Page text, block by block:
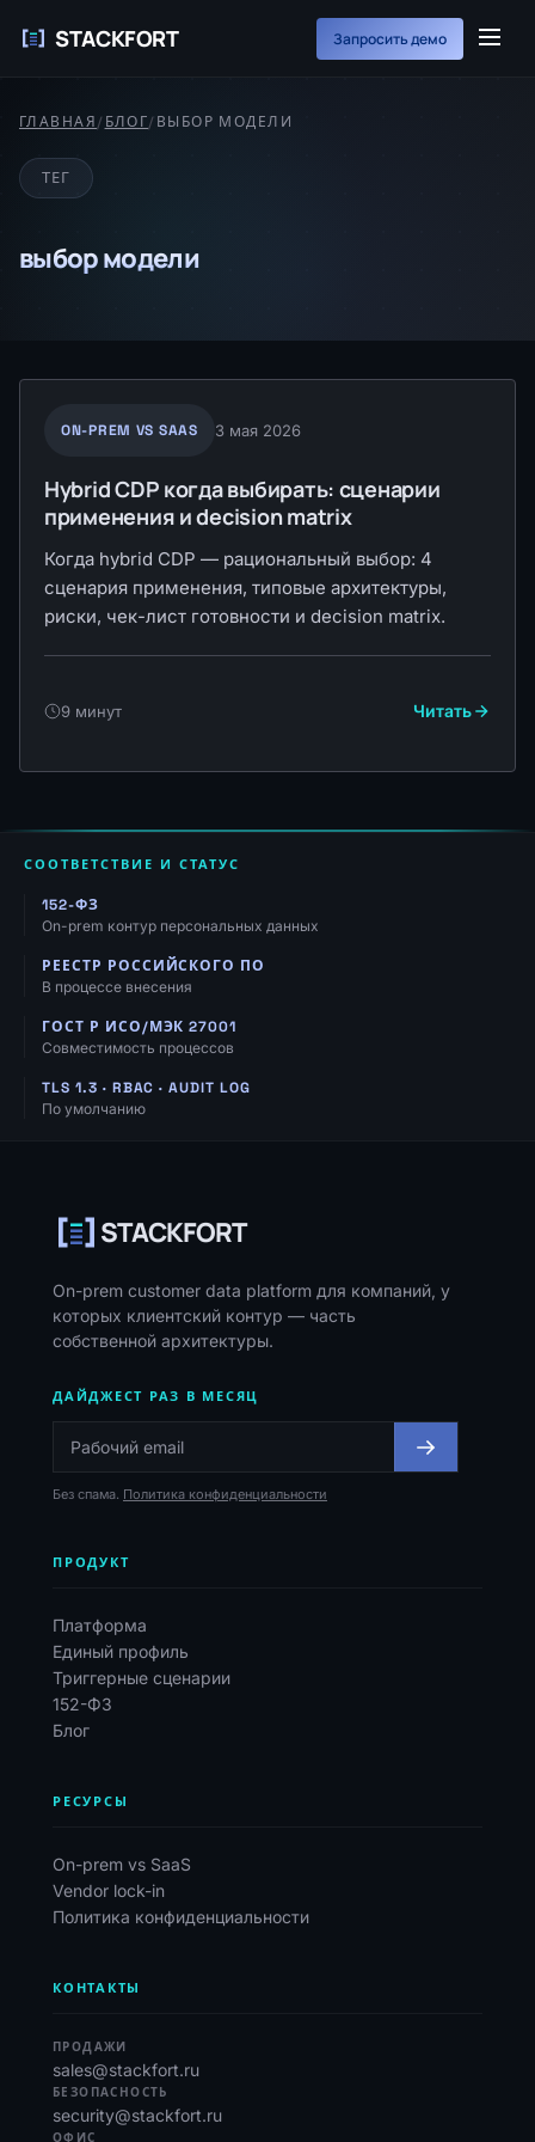
STACKFORT Запросить демо
ГЛАВНАЯ/ БЛОГ/ ВЫБОР МОДЕЛИ
ТЕГ
выбор модели
ON-PREM VS SAAS 3 мая 2026
Hybrid CDP когда выбирать: сценарии
применения и decision matrix
Когда hybrid CDP — рациональный выбор: 4
сценария применения, типовые архитектуры,
риски, чек-лист готовности и decision matrix.
9 минут Читать
СООТВЕТСТВИЕ И СТАТУС
152-ФЗ
On-prem контур персональных данных
РЕЕСТР РОССИЙСКОГО ПО
В процессе внесения
ГОСТ Р ИСО/МЭК 27001
Совместимость процессов
TLS 1.3 · RBAC · AUDIT LOG
По умолчанию
STACKFORT
On-prem customer data platform для компаний, у
которых клиентский контур — часть
собственной архитектуры.
ДАЙДЖЕСТ РАЗ В МЕСЯЦ
Без спама. Политика конфиденциальности
ПРОДУКТ
Платформа
Единый профиль
Триггерные сценарии
152-ФЗ
Блог
РЕСУРСЫ
On-prem vs SaaS
Vendor lock-in
Политика конфиденциальности
КОНТАКТЫ
ПРОДАЖИ
sales@stackfort.ru
БЕЗОПАСНОСТЬ
security@stackfort.ru
ОФИС